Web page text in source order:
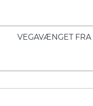
VEGAVÆNGET FRA